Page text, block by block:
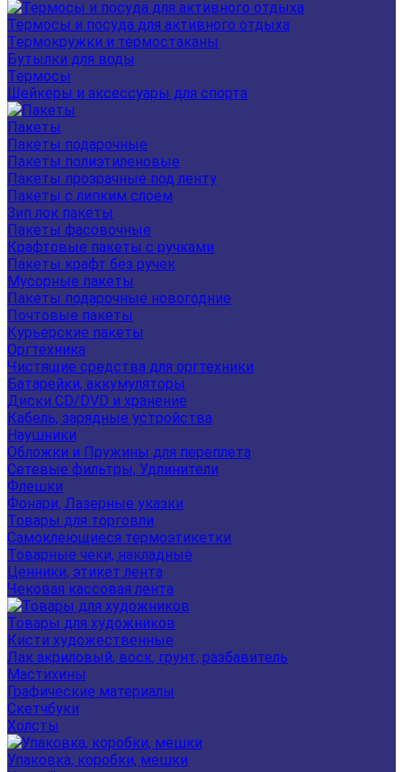
Термосы и посуда для активного отдыха
Термокружки и термостаканы
Бутылки для воды
Термосы
Шейкеры и аксессуары для спорта
Пакеты
Пакеты подарочные
Пакеты полиэтиленовые
Пакеты прозрачные под ленту
Пакеты с липким слоем
Зип лок пакеты
Пакеты фасовочные
Крафтовые пакеты с ручками
Пакеты крафт без ручек
Мусорные пакеты
Пакеты подарочные новогодние
Почтовые пакеты
Курьерские пакеты
Оргтехника
Чистящие средства для оргтехники
Батарейки, аккумуляторы
Диски CD/DVD и хранение
Кабель, зарядные устройства
Наушники
Обложки и Пружины для переплета
Сетевые фильтры, Удлинители
Флешки
Фонари, Лазерные указки
Товары для торговли
Самоклеющиеся термоэтикетки
Товарные чеки, накладные
Ценники, этикет лента
Чековая кассовая лента
Товары для художников
Кисти художественные
Лак акриловый, воск, грунт, разбавитель
Мастихины
Графические материалы
Скетчбуки
Холсты
Упаковка, коробки, мешки